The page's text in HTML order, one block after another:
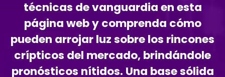
técnicas de vanguardia en esta
página web y comprenda cómo
pueden arrojar luz sobre los rincones
crípticos del mercado, brindándole
pronósticos nítidos. Una base sólida